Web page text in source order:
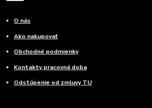
O nás
Ako nakupovať
Obchodné podmienky
Kontakty pracovná doba
Odstúpenie od zmluvy TU